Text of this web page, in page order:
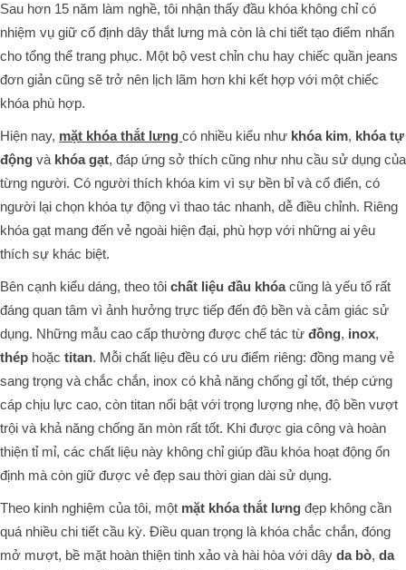
Sau hơn 15 năm làm nghề, tôi nhận thấy đầu khóa không chỉ có
nhiệm vụ giữ cố định dây thắt lưng mà còn là chi tiết tạo điểm nhấn
cho tổng thể trang phục. Một bộ vest chỉn chu hay chiếc quần jeans
đơn giản cũng sẽ trở nên lịch lãm hơn khi kết hợp với một chiếc
khóa phù hợp.
Hiện nay, mặt khóa thắt lưng có nhiều kiểu như khóa kim, khóa tự
động và khóa gạt, đáp ứng sở thích cũng như nhu cầu sử dụng của
từng người. Có người thích khóa kim vì sự bền bỉ và cổ điển, có
người lại chọn khóa tự động vì thao tác nhanh, dễ điều chỉnh. Riêng
khóa gạt mang đến vẻ ngoài hiện đại, phù hợp với những ai yêu
thích sự khác biệt.
Bên cạnh kiểu dáng, theo tôi chất liệu đầu khóacũng là yếu tố rất
đáng quan tâm vì ảnh hưởng trực tiếp đến độ bền và cảm giác sử
dụng. Những mẫu cao cấp thường được chế tác từ đồng, inox,
thép hoặc titan. Mỗi chất liệu đều có ưu điểm riêng: đồng mang vẻ
sang trọng và chắc chắn, inox có khả năng chống gỉ tốt, thép cứng
cáp chịu lực cao, còn titan nổi bật với trọng lượng nhẹ, độ bền vượt
trội và khả năng chống ăn mòn rất tốt. Khi được gia công và hoàn
thiện tỉ mỉ, các chất liệu này không chỉ giúp đầu khóa hoạt động ổn
định mà còn giữ được vẻ đẹp sau thời gian dài sử dụng.
Theo kinh nghiệm của tôi, một mặt khóa thắt lưng đẹp không cần
quá nhiều chi tiết cầu kỳ. Điều quan trọng là khóa chắc chắn, đóng
mở mượt, bề mặt hoàn thiện tinh xảo và hài hòa với dây da bò, da